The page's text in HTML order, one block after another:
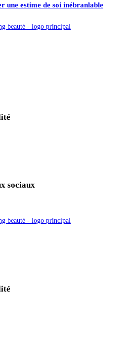
une estime de soi inébranlable
sociaux